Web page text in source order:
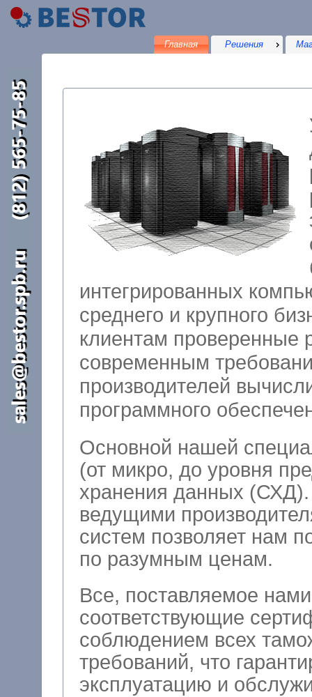
Главная Решения
интегрированных компьютерных решений для малого,
среднего и крупного
клиентам
современным
производителей
программного
Основной нашей
(от микро, до уровня
хранения данных (СХД). Тесное сотрудничество
ведущими
систем позволяет нам поставлять
по разумным ценам.
Все, поставляемое
соответствующие
соблюдением всех
требований, что